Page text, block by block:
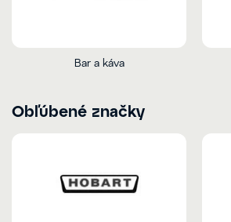
Bar a káva
Obľúbené značky